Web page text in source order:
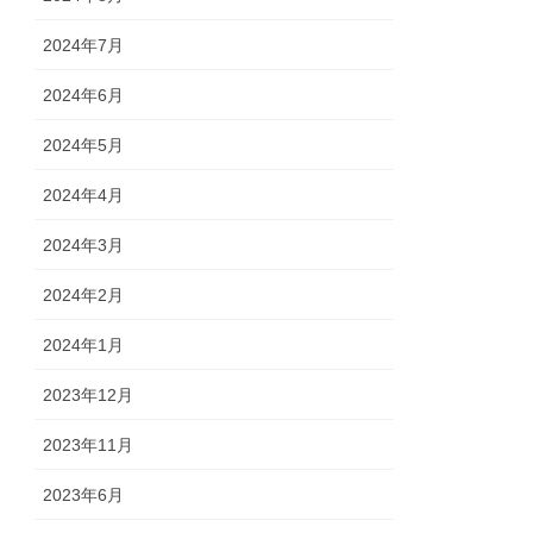
2024年7月
2024年6月
2024年5月
2024年4月
2024年3月
2024年2月
2024年1月
2023年12月
2023年11月
2023年6月